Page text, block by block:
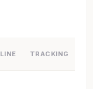
LINE TRACKING